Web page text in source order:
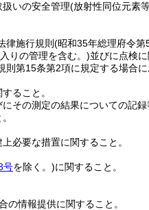
いの安全管理(放射性同位元素
律施行規則 (昭和35年総理府令第
りの管理を含む。)並びに点検に
則第15条第2項に規定する場合
ること。
その測定の結果についての記録
必要な措置に関すること。
号を除く。)に関すること。
の情報提供に関すること。